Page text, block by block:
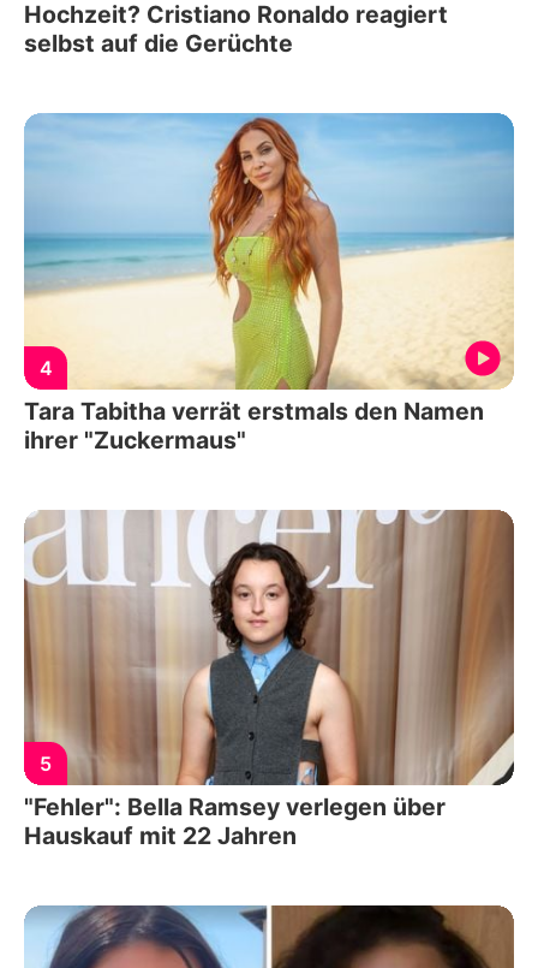
Hochzeit? Cristiano Ronaldo reagiert
selbst auf die Gerüchte
4
Tara Tabitha verrät erstmals den Namen
ihrer "Zuckermaus"
5
"Fehler": Bella Ramsey verlegen über
Hauskauf mit 22 Jahren